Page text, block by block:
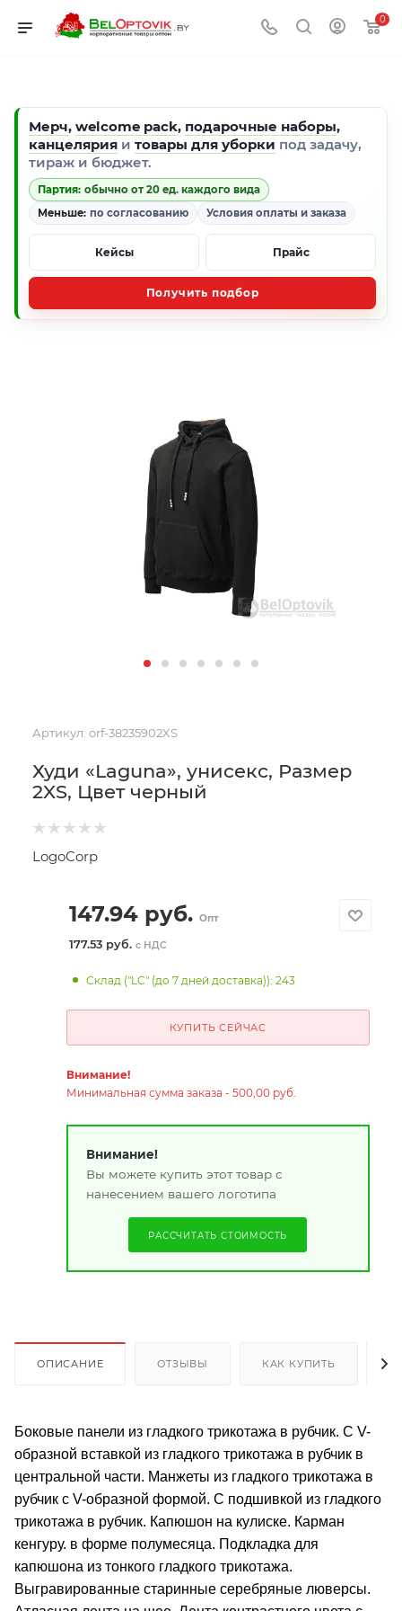
0
Мерч, welcome pack, подарочные наборы,
канцелярия и товары для уборки под задачу,
тираж и бюджет.
Партия: обычно от 20 ед. каждого вида
Меньше: по согласованию Условия оплаты и заказа
Кейсы Прайс
Получить подбор
Артикул: orf-38235902XS
Худи «Laguna», унисекс, Размер
2XS, Цвет черный
LogoCorp
147.94руб. Опт
177.53 руб. с НДС
Склад ("LC" (до 7 дней доставка)): 243
КУПИТЬ СЕЙЧАС
Внимание!
Минимальная сумма заказа - 500,00 руб.
Внимание!
Вы можете купить этот товар с
нанесением вашего логотипа
РАССЧИТАТЬ СТОИМОСТЬ
ОПИСАНИЕ ОТЗЫВЫ КАК КУПИТЬ
Боковые панели из гладкого трикотажа в рубчик. С V-
образной вставкой из гладкого трикотажа в рубчик в
центральной части. Манжеты из гладкого трикотажа в
рубчик с V-образной формой. С подшивкой из гладкого
трикотажа в рубчик. Капюшон на кулиске. Карман
кенгуру. в форме полумесяца. Подкладка для
капюшона из тонкого гладкого трикотажа.
Выгравированные старинные серебряные люверсы.